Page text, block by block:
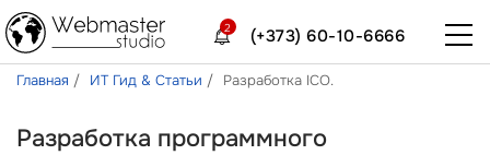
(+373) 60-10-6666
2
Главная ИТ Гид & Статьи Разработка ICO.
Разработка программного